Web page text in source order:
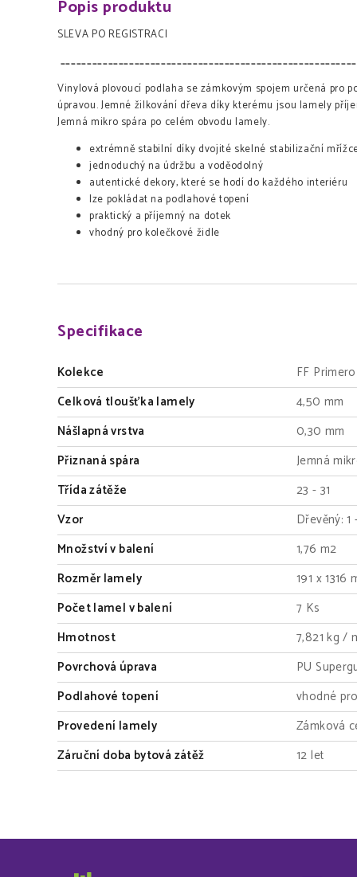
Popis produktu
SLEVA PO REGISTRACI
Vinylová plovoucí podlaha se zámkovým spojem určená pro
úpravou. Jemné žilkování dřeva díky kterému jsou lamely
Jemná mikro spára po celém obvodu lamely.
extrémně stabilní díky dvojité skelné stabilizační
jednoduchý na údržbu a voděodolný
autentické dekory, které se hodí do každého interiéru
lze pokládat na podlahové topení
praktický a příjemný na dotek
vhodný pro kolečkové židle
Specifikace
Kolekce
FF
Celková tloušťka lamely
4,50 mm
Nášlapná vrstva
0,30 mm
Přiznaná spára
Jemná
Třída zátěže
23 - 31
Vzor
Dřevěný:
Množství v balení
1,76 m2
Rozměr lamely
191 x 1316
Počet lamel v balení
7 Ks
Hmotnost
7,821 kg /
Povrchová úprava
PU
Podlahové topení
vhodné
Provedení lamely
Zámková
Záruční doba bytová zátěž
12 let